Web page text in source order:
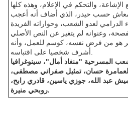
الإشاعة، والتحكم في الإعلام، وهذه كلها
حسب حيدر، الذي أضاف أنه أعجب
وعنوانه لم يتغير عن النص الأصلي
هو من فرض نفسه، كوسم للعمل، وأنه
المسرحية "منغاد أمال"، سينوغرافيا
لعمامرة حسان، تمثيل صفراني مصطفى،
عبد الله، جوزي ياسين، قادري رابح،
روبحي منيرة.